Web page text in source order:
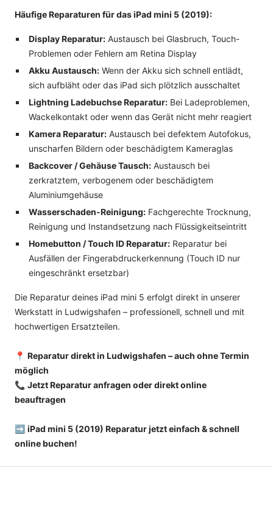
Häufige Reparaturen für das iPad mini 5 (2019):
Display Reparatur:Austausch bei Glasbruch, Touch-
Problemen oder Fehlern am Retina Display
Akku Austausch:Wenn der Akku sich schnell entlädt,
sich aufbläht oder das iPad sich plötzlich ausschaltet
Lightning Ladebuchse Reparatur:Bei Ladeproblemen,
Wackelkontakt oder wenn das Gerät nicht mehr reagiert
Kamera Reparatur:Austausch bei defektem Autofokus,
unscharfen Bildern oder beschädigtem Kameraglas
Backcover / Gehäuse Tausch:Austausch bei
zerkratztem, verbogenem oder beschädigtem
Aluminiumgehäuse
Wasserschaden-Reinigung:Fachgerechte Trocknung,
Reinigung und Instandsetzung nach Flüssigkeitseintritt
Homebutton / Touch ID Reparatur:Reparatur bei
Ausfällen der Fingerabdruckerkennung (Touch ID nur
eingeschränkt ersetzbar)
Die Reparatur deines iPad mini 5 erfolgt direkt in unserer
Werkstatt in Ludwigshafen – professionell, schnell und mit
hochwertigen Ersatzteilen.
📍 Reparatur direkt in Ludwigshafen – auch ohne Termin
möglich
📞 Jetzt Reparatur anfragen oder direkt online
beauftragen
➡️ iPad mini 5 (2019) Reparatur jetzt einfach & schnell
online buchen!